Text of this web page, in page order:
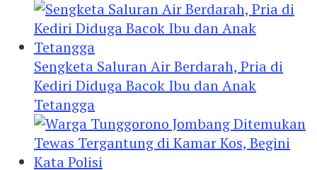
Sengketa Saluran Air Berdarah, Pria di
Kediri Diduga Bacok Ibu dan Anak
Tetangga